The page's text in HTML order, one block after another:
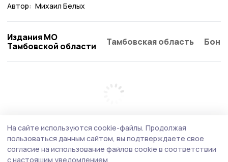
Автор: Михаил Белых
Издания МО
Тамбовской области
Тамбовская область
На сайте используются cookie-файлы. Продолжая
пользоваться данным сайтом, вы подтверждаете свое
согласие на использование файлов cookie в соответствии
с настоящим уведомлением